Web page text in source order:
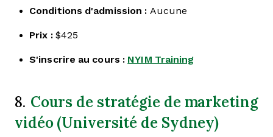
Conditions d'admission : Aucune
Prix :$425
S'inscrire au cours : NYIM Training
8. Cours de stratégie de marketing
vidéo (Université de Sydney)